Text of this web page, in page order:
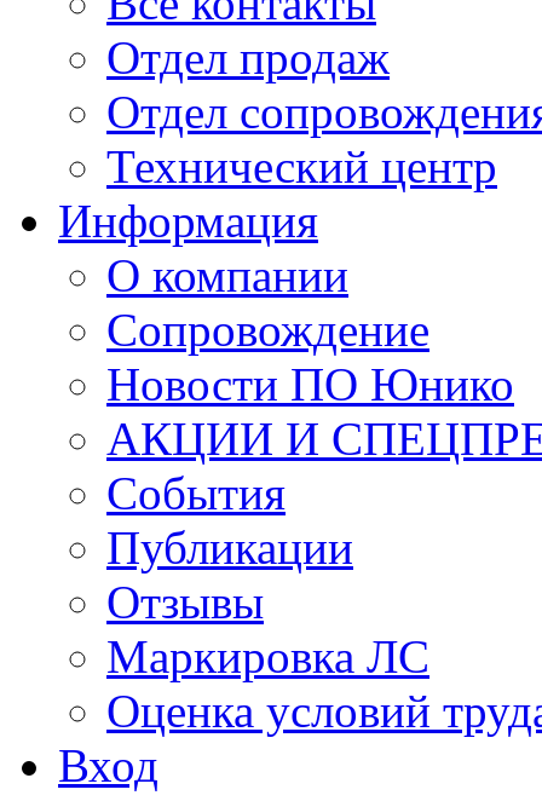
Отдел продаж
Отдел
Технический центр
Информация
О компании
Сопровождение
Новости ПО Юнико
АКЦИИ И
События
Публикации
Отзывы
Маркировка ЛС
Оценка условий
Вход